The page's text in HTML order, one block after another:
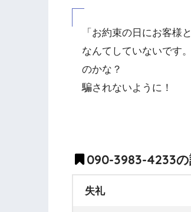
「お約束の日にお客
なんてしていないです
のかな？
騙されないように！
090-3983-4233
失礼